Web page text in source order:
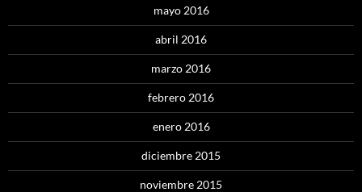
mayo 2016
abril 2016
marzo 2016
febrero 2016
enero 2016
diciembre 2015
noviembre 2015